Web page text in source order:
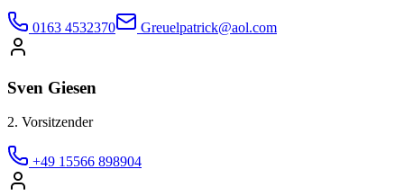
0163 4532370 Greuelpatrick@aol.com
Sven Giesen
2. Vorsitzender
+49 15566 898904